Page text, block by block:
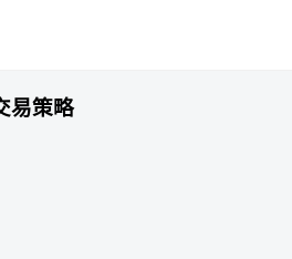
易策略